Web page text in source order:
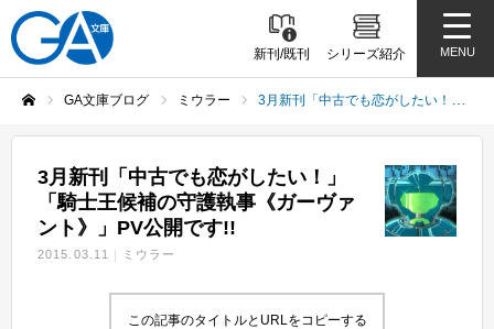
新刊/既刊 シリーズ紹介 MENU
GA文庫ブログ ミウラー 3月新刊「中古でも恋がしたい！」「騎士王候補の守護執事《ガーヴァント》」PV公開です!!
3月新刊「中古でも恋がしたい！」
「騎士王候補の守護執事《ガーヴァ
ント》」PV公開です!!
2015.03.11 ミウラー
この記事のタイトルとURLをコピーする